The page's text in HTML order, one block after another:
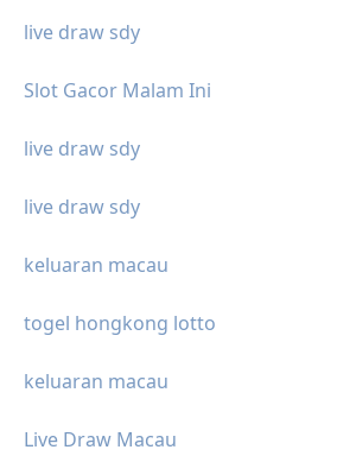
live draw sdy
Slot Gacor Malam Ini
live draw sdy
live draw sdy
keluaran macau
togel hongkong lotto
keluaran macau
Live Draw Macau